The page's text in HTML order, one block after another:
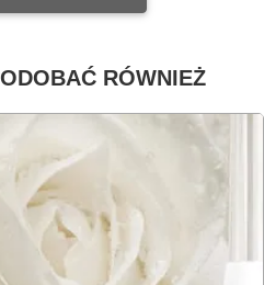
RÓWNIEŻ